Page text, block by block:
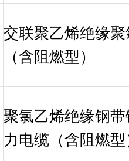
交联聚乙烯绝缘
（含阻燃型）
聚氯乙烯绝缘钢
力电缆（含阻燃